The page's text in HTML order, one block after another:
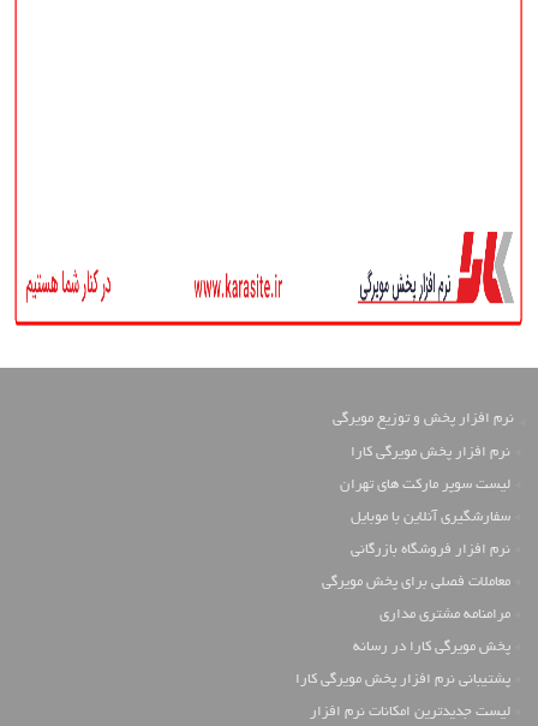
نرم افزار پخش و توزیع مویرگی
نرم افزار پخش مویرگی کارا
لیست سوپر مارکت های تهران
سفارشگیری آنلاین با موبایل
نرم افزار فروشگاه بازرگانی
معاملات فصلی برای پخش مویرگی
مرامنامه مشتری مداری
پخش مویرگی کارا در رسانه
پشتیبانی نرم افزار پخش مویرگی کارا
لیست جدیدترین امکانات نرم افزار